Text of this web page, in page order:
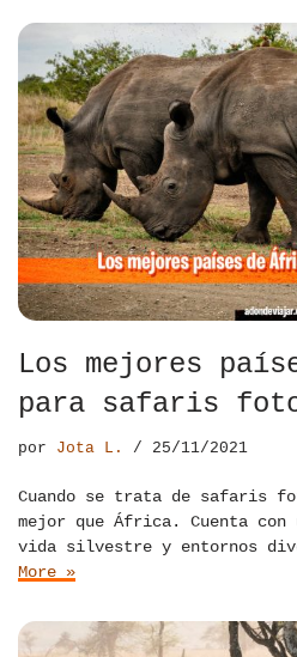
Los mejores
para safaris
por Jota L. 25/11/2021
Cuando se trata de safaris
mejor que África. Cuenta con
vida silvestre y entornos
More »